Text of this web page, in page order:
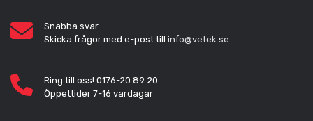
Snabba svar
Skicka frågor med e-post till info@vetek.se
Ring till oss! 0176-20 89 20
Öppettider 7-16 vardagar